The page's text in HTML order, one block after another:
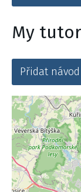
My
Přidat návod